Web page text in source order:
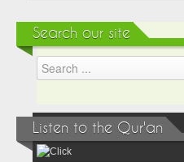
Search our site
Listen to the Qur'an